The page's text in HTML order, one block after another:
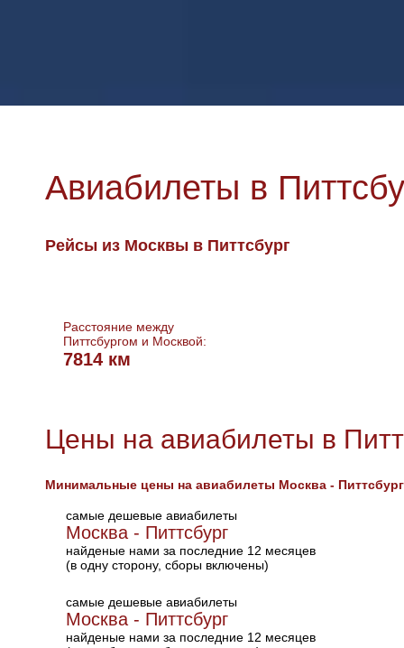
Авиабилеты в
Рейсы из Москвы в Питтсбург
Расстояние между
Питтсбургом и Москвой:
7814 км
Цены на авиабилеты в
Минимальные цены на авиабилеты Москва - Питтсбург
самые дешевые авиабилеты
Москва - Питтсбург
найденые нами за последние 12 месяцев
(в одну сторону, сборы включены)
самые дешевые авиабилеты
Москва - Питтсбург
найденые нами за последние 12 месяцев